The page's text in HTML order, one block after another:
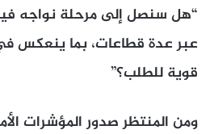
“هل سنصل إلى مرحلة نواجه
عبر عدة قطاعات، بما ينعكس
قوية للطلب؟”
ومن المنتظر صدور المؤشرات